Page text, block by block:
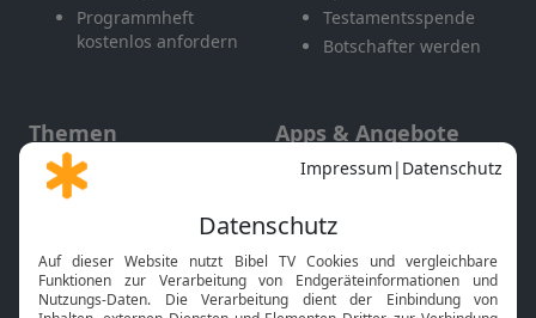
Programmheft
kostenlos anfordern
Testamentsspende
Botschafter werden
Themen
Gott und Bibel erklärt
Neuigkeiten
Apps & Angebote
Mobile App
Smart TV
HbbTV